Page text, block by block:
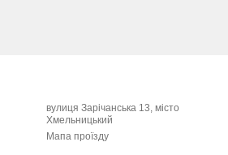
вулиця Зарічанська 13, місто
Хмельницький
Мапа проїзду